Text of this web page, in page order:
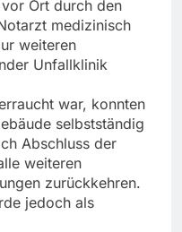
Ort durch den
medizinisch
weiteren
Unfallklinik
war, konnten
selbstständig
Abschluss der
weiteren
zurückkehren.
jedoch als